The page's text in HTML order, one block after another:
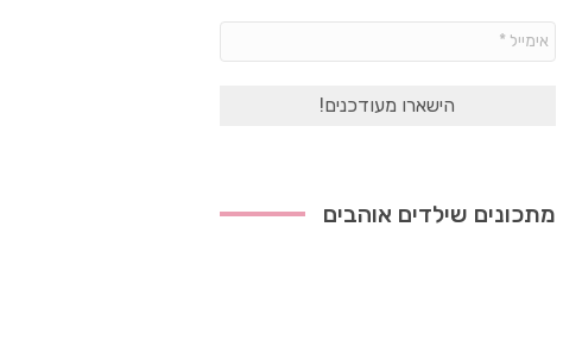
*
מתכונים שילדים אוהבים